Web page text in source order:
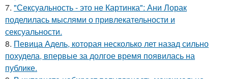
7. "Сексуальность - это не Картинка": Ани Лорак
поделилась мыслями о привлекательности и
сексуальности.
8. Певица Адель, которая несколько лет назад сильно
похудела, впервые за долгое время появилась на
публике.